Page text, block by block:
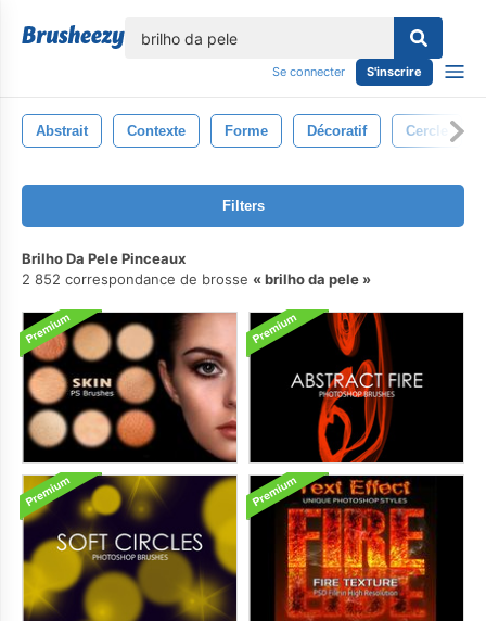
Se connecter S'inscrire
Abstrait Contexte Forme Décoratif Cercle
Filters
Brilho Da Pele Pinceaux
2 852 correspondance de brosse
brilho da pele